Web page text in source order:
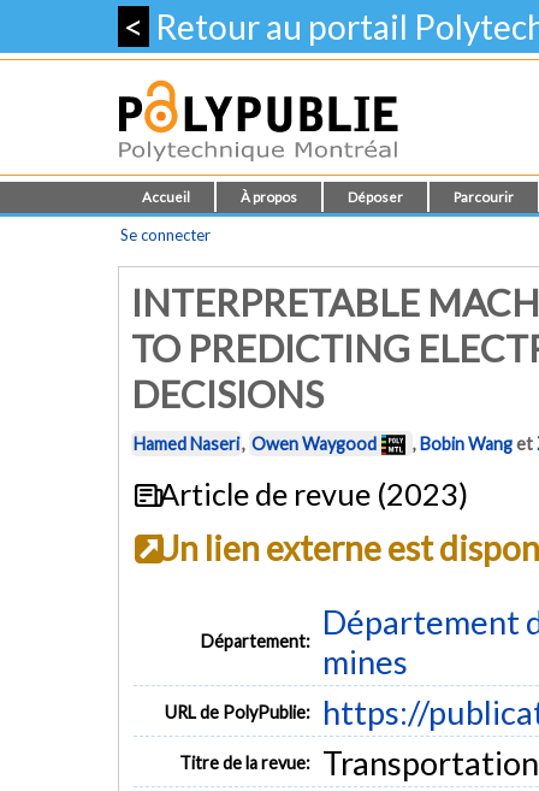
< Retour au portail
Accueil À propos Déposer Parcourir
Se connecter
INTERPRETABLE
TO PREDICTING
DECISIONS
Hamed Naseri, Owen Waygood ,Bobin Wanget
Article de revue (2023)
Un lien externe est
Département:
Département
mines
URL de PolyPublie: https://
Titre de la revue: